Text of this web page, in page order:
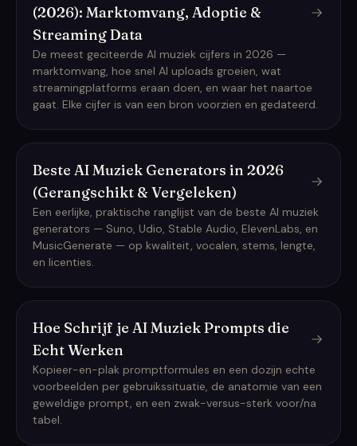
(2026): Marktomvang, Adoptie &
Streaming Data
De meest geciteerde AI muziek cijfers in 2026 —
marktomvang, hoe snel AI uploads groeien, wat
streamingplatforms eraan doen, en waar het naartoe
gaat. Elke cijfer is van een bron voorzien en gedateerd.
Beste AI Muziek Generators in 2026
(Gerangschikt & Vergeleken)
Een eerlijke, praktische ranglijst van de beste AI muziek
generators — Suno, Udio, Stable Audio, ElevenLabs, en
MusicGenerate — op kwaliteit, vocalen, stems, lengte,
en licenties.
Hoe Schrijf je AI Muziek Prompts die
Echt Werken
Kopieer-en-plak promptformules en een dozijn echte
voorbeelden per gebruikssituatie, de anatomie van een
geweldige prompt, en een zwak-versus-sterk voor/na
tabel.